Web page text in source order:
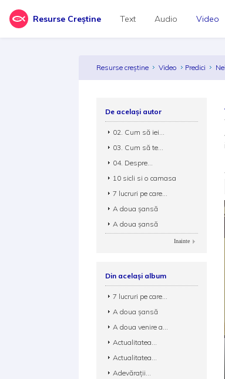
Resurse Creștine Text Audio Video
Resurse creștine Video Predici
De același autor
02. Cum să iei...
03. Cum să te...
04. Despre...
10 sicli si o camasa
7 lucruri pe care...
A doua șansă
A doua şansă
Inainte
Din același album
7 lucruri pe care...
A doua şansă
A doua venire a...
Actualitatea...
Actualitatea...
Adevărații...